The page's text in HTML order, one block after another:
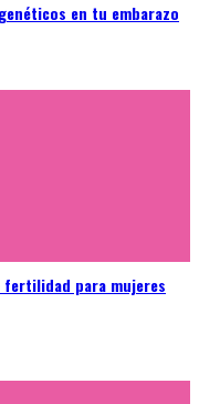
en tu embarazo
fertilidad para mujeres